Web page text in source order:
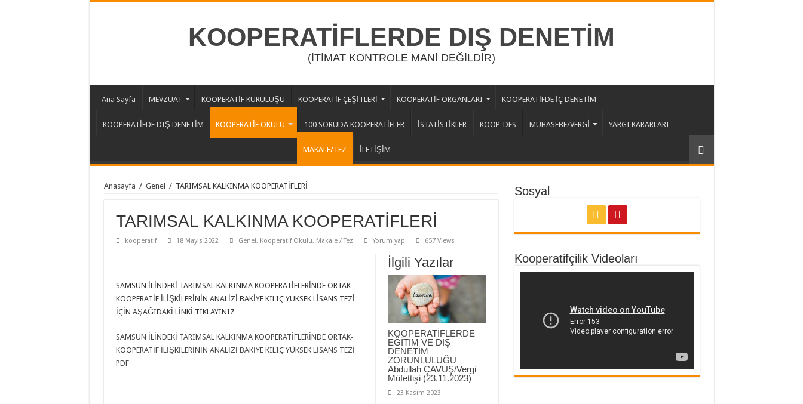
KOOPERATİFLERDE DIŞ DENETİM
(İTİMAT KONTROLE MANİ DEĞİLDİR)
Ana Sayfa MEVZUAT KOOPERATİF KURULUŞU KOOPERATİF ÇEŞİTLERİ KOOPERATİF ORGANLARI KOOPERATİFDE İÇ DENETİM
KOOPERATİFDE DIŞ DENETİM KOOPERATİF OKULU 100 SORUDA KOOPERATİFLER İSTATİSTİKLER KOOP-DES MUHASEBE/VERGİ YARGI KARARLARI
MAKALE/TEZ İLETİŞİM
Anasayfa / Genel / TARIMSAL KALKINMA KOOPERATİFLERİ
TARIMSAL KALKINMA KOOPERATİFLERİ
kooperatif 18 Mayıs 2022 Genel, Kooperatif Okulu, Makale / Tez Yorum yap 657 Views
İlgili Yazılar
KOOPERATİFLERDE
EĞİTİM VE DIŞ
DENETİM
ZORUNLULUĞU
Abdullah ÇAVUŞ/Vergi
Müfettişi (23.11.2023)
23 Kasım 2023
SAMSUN İLİNDEKİ TARIMSAL KALKINMA KOOPERATİFLERİNDE ORTAK-
KOOPERATİF İLİŞKİLERİNİN ANALİZİ BAKİYE KILIÇ YÜKSEK LİSANS TEZİ
İÇİN AŞAĞIDAKİ LİNKİ TIKLAYINIZ
SAMSUN İLİNDEKİ TARIMSAL KALKINMA KOOPERATİFLERİNDE ORTAK-
KOOPERATİF İLİŞKİLERİNİN ANALİZİ BAKİYE KILIÇ YÜKSEK LİSANS TEZİ
PDF
Sosyal
Kooperatifçilik Videoları